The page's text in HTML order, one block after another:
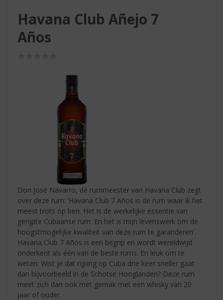
Havana Club Añejo 7
Años
Don José Navarro, dé rummeester van Havana Club zegt
over deze rum: ‘Havana Club 7 Años is de rum waar ik het
meest trots op ben. Het is de werkelijke essentie van
gerijpte Cubaanse rum. En het is mijn levenswerk om de
hoogstmogelijke kwaliteit van deze rum te garanderen’.
Havana Club 7 Años is een begrip en wordt wereldwijd
onderkent als één van de beste rums. En leuk om te
weten: Wist je dat rijping op Cuba drie keer sneller gaat
dan bijvoorbeeld in de Schotse Hooglanden? Deze rum
meet zich dan ook met gemak met een whisky van 20
jaar of ouder.